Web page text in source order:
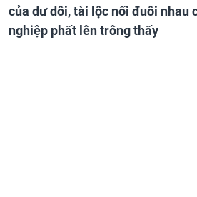
của dư dôi, tài lộc nối đuôi nhau
nghiệp phất lên trông thấy